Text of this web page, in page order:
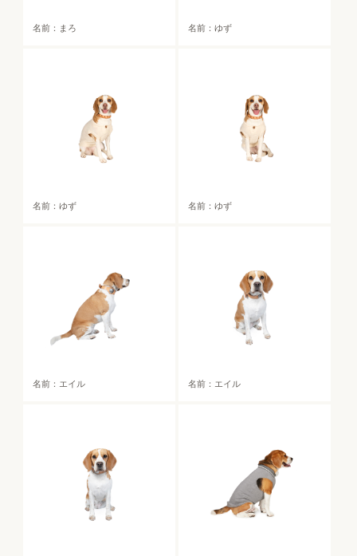
名前：まろ 名前：ゆず
名前：ゆず 名前：ゆず
名前：エイル 名前：エイル